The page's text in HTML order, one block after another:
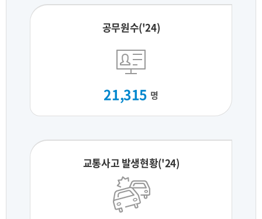
공무원수('24)
21,315 명
교통사고 발생현황('24)